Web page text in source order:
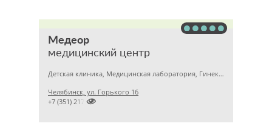
Медеор
медицинский центр
Детская клиника, Медицинская лаборатория, Гинекология
Челябинск, ул. Горького 16

+7 (351) 2172376